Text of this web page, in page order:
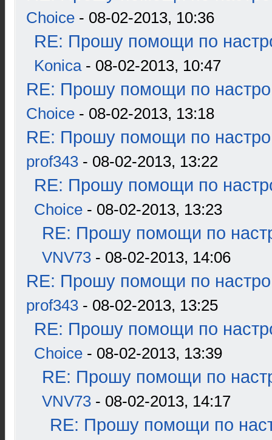
Choice - 08-02-2013, 10:36
RE: Прошу помощи по
Konica- 08-02-2013, 10:47
RE: Прошу помощи по
Choice - 08-02-2013, 13:18
RE: Прошу помощи по
prof343 - 08-02-2013, 13:22
RE: Прошу помощи по
Choice - 08-02-2013, 13:23
RE: Прошу помощи по
VNV73 - 08-02-2013, 14:06
RE: Прошу помощи по
prof343 - 08-02-2013, 13:25
RE: Прошу помощи по
Choice - 08-02-2013, 13:39
RE: Прошу помощи по
VNV73 - 08-02-2013, 14:17
RE: Прошу помощи по